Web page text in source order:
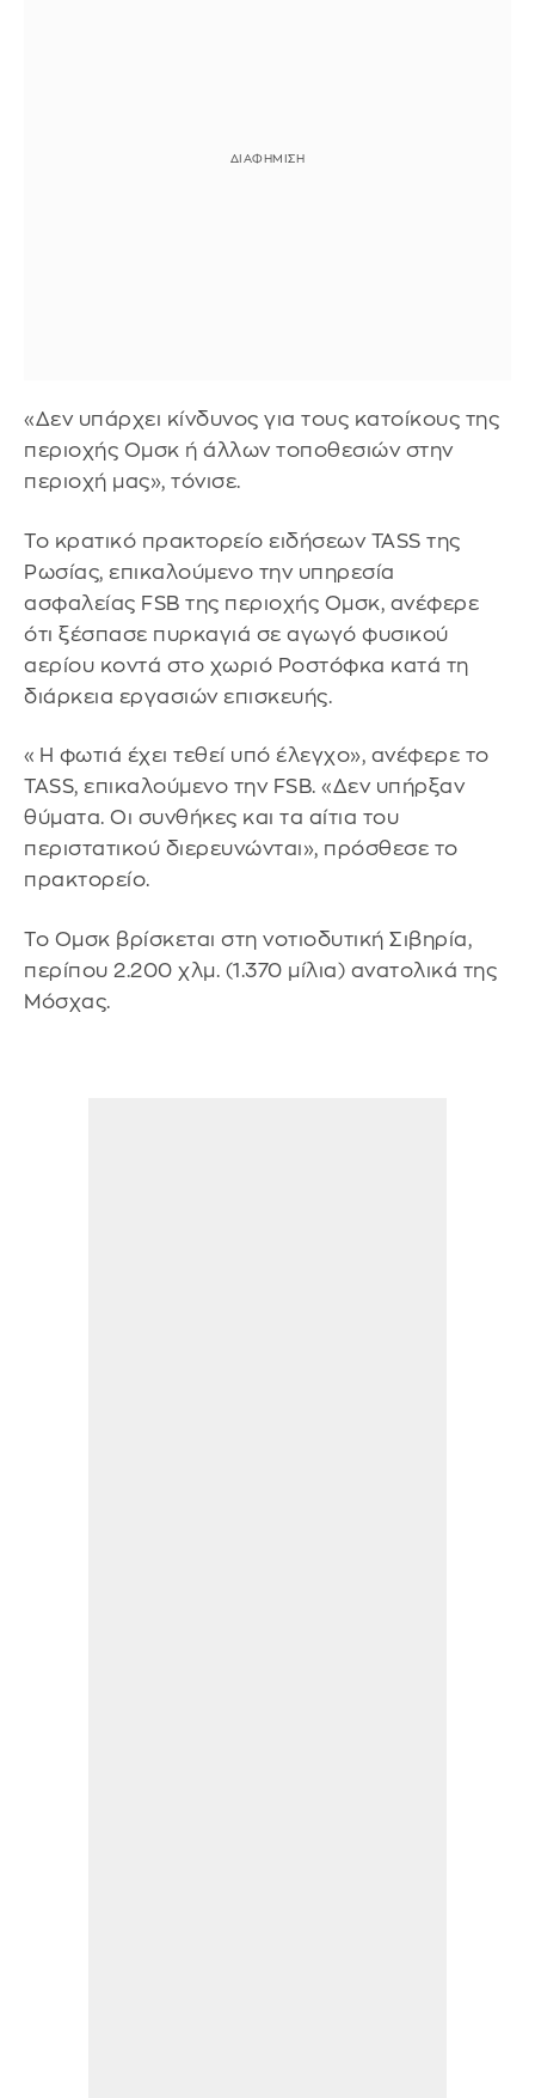
«Δεν υπάρχει κίνδυνος για τους κατοίκους της
περιοχής Ομσκ ή άλλων τοποθεσιών στην
περιοχή μας», τόνισε.
Το κρατικό πρακτορείο ειδήσεων TASS της
Ρωσίας, επικαλούμενο την υπηρεσία
ασφαλείας FSB της περιοχής Ομσκ, ανέφερε
ότι ξέσπασε πυρκαγιά σε αγωγό φυσικού
αερίου κοντά στο χωριό Ροστόφκα κατά τη
διάρκεια εργασιών επισκευής.
«Η φωτιά έχει τεθεί υπό έλεγχο», ανέφερε το
TASS, επικαλούμενο την FSB. «Δεν υπήρξαν
θύματα. Οι συνθήκες και τα αίτια του
περιστατικού διερευνώνται», πρόσθεσε το
πρακτορείο.
Το Ομσκ βρίσκεται στη νοτιοδυτική Σιβηρία,
περίπου 2.200 χλμ. (1.370 μίλια) ανατολικά της
Μόσχας.